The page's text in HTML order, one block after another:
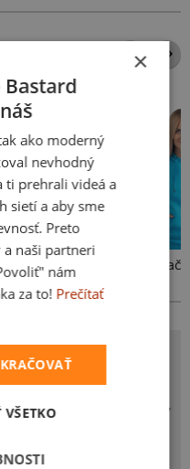
Bez potlače
jin a jang čierne a
splynutie potom
rezané. Sila temnoty
chuť pre tých
×
Bastard
ako moderný
nevhodný
ti prehrali videá a
sietí a aby sme
Preto
naši partneri
nám
za to! Prečítať